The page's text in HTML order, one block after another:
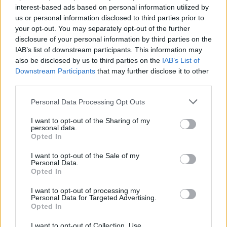
interest-based ads based on personal information utilized by
us or personal information disclosed to third parties prior to
your opt-out. You may separately opt-out of the further
disclosure of your personal information by third parties on the
IAB’s list of downstream participants. This information may
also be disclosed by us to third parties on the IAB’s List of
Downstream Participants that may further disclose it to other
Personal Data Processing Opt Outs
I want to opt-out of the Sharing of my
personal data.
Opted In
I want to opt-out of the Sale of my
Personal Data.
Opted In
I want to opt-out of processing my
Personal Data for Targeted Advertising.
Opted In
Λάδι και τυρί βρέθηκαν στο
επίκεντρο της γιορτής που
πραγματοποιήθηκε στο Δημοτικό
Σχολείο της Θερμής, στο πλαίσιο
του Taste Lesvos και του Λεσβιακού
Καλοκαιριού
Στη Θεσσαλονίκη τα
προγράμματος της ΕΛ.Α.Σ.
Ο Αλέξης Τσίπρας παρουσιάζει
στις αρχές Σεπτεμβρίου το
τετραετές σχέδιο της Ελληνικής
Αριστερής Συμπαράταξης για την
δικαιοσύνη, την παραγωγική
ανασυγκρότηση και την ενίσχυση
του κοινωνικού κράτους
Μέρα και νύχτα ανοιχτές οι
Αγιάσο